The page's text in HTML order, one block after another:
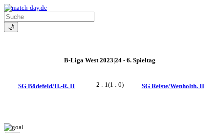
🌙
B-Liga West 2023|24 - 6. Spieltag
SG Bödefeld/H.-R. II 2 : 1(1 : 0) SG Reiste/Wenholth. II